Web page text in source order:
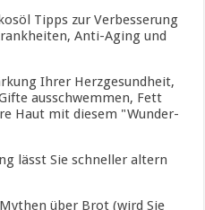
Tipps zur Verbesserung
Anti-Aging und
Ihrer Herzgesundheit,
ausschwemmen, Fett
Haut mit diesem "Wunder-
lässt Sie schneller altern
über Brot (wird Sie